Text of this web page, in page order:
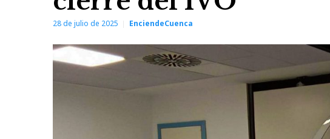
28 de julio de 2025 EnciendeCuenca